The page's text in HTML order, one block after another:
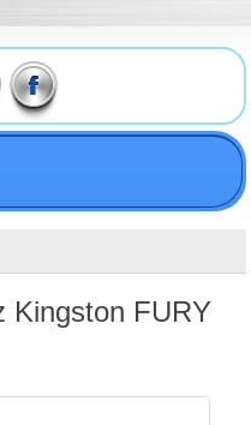
Kingston FURY